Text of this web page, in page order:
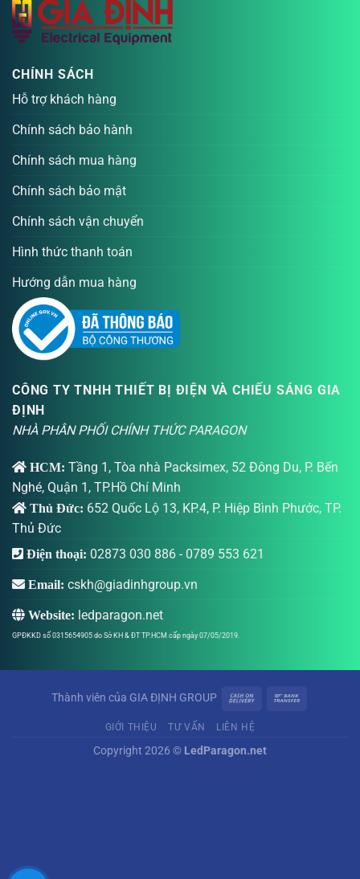
CHÍNH SÁCH
Hỗ trợ khách hàng
Chính sách bảo hành
Chính sách mua hàng
Chính sách bảo mật
Chính sách vận chuyển
Hình thức thanh toán
Hướng dẫn mua hàng
CÔNG TY TNHH THIẾT BỊ ĐIỆN VÀ CHIẾU SÁNG GIA
ĐỊNH
NHÀ PHÂN PHỐI CHÍNH THỨC PARAGON
HCM: Tầng 1, Tòa nhà Packsimex, 52 Đông Du, P. Bến
Nghé, Quận 1, TP.Hồ Chí Minh
Thủ Đức: 652 Quốc Lộ 13, KP.4, P. Hiệp Bình Phước, TP.
Thủ Đức
Điện thoại: 02873 030 886 - 0789 553 621
Email: cskh@giadinhgroup.vn
Website: ledparagon.net
GPĐKKD số 0315654905 do Sở KH & ĐT TP.HCM cấp ngày 07/05/2019.
Thành viên của GIA ĐỊNH GROUP
GIỚI THIỆU TƯ VẤN LIÊN HỆ
Copyright 2026 © LedParagon.net